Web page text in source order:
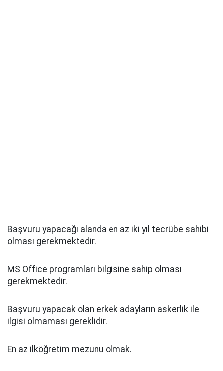
Başvuru yapacağı alanda en az iki yıl tecrübe sahibi
olması gerekmektedir.
MS Office programları bilgisine sahip olması
gerekmektedir.
Başvuru yapacak olan erkek adayların askerlik ile
ilgisi olmaması gereklidir.
En az ilköğretim mezunu olmak.